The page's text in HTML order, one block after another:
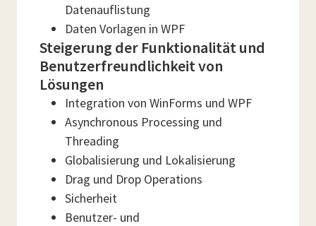
Datenauflistung
Daten Vorlagen in WPF
Steigerung der Funktionalität und
Benutzerfreundlichkeit von
Lösungen
Integration von WinForms und WPF
Asynchronous Processing und
Threading
Globalisierung und Lokalisierung
Drag und Drop Operations
Sicherheit
Benutzer- und